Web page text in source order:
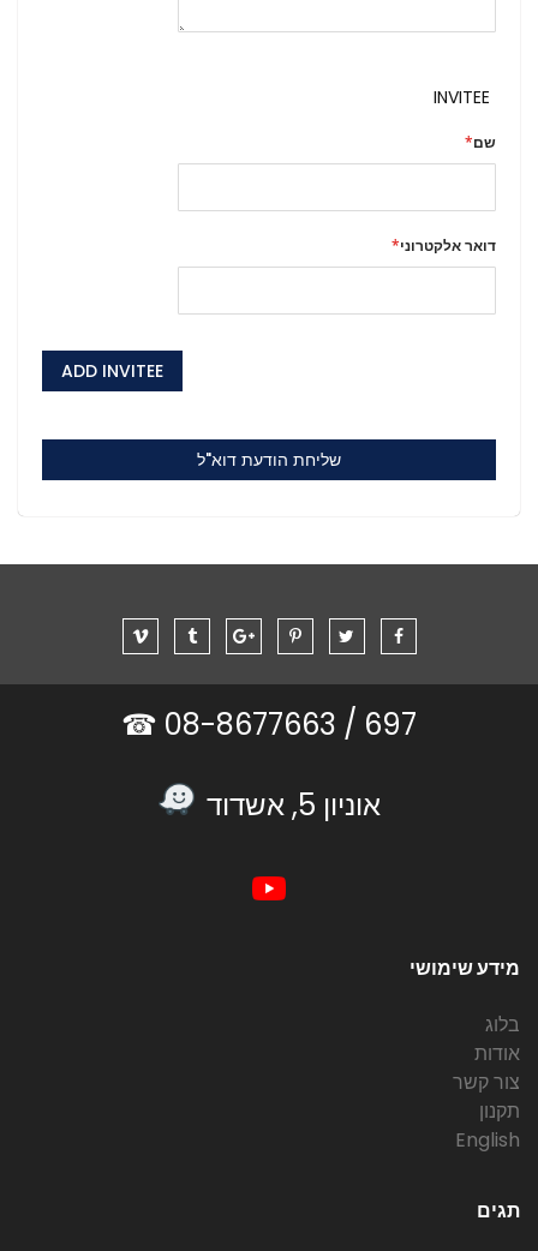
INVITEE
שם
דואר אלקטרוני
ADD INVITEE
שליחת הודעת דוא"ל
697 /
אוניון 5, אשדוד
מידע שימושי
בלוג
אודות
צור קשר
תקנון
English
תגים